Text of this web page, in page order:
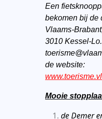
Een
bekomen bij de
Vlaams-
3010 Kessel-
de website:
Mooie
de Demer